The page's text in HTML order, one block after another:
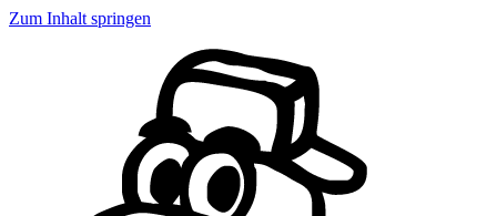
Zum Inhalt springen